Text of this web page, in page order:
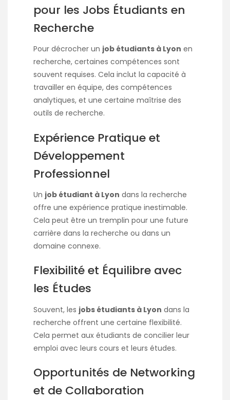
pour les Jobs Étudiants en
Recherche
Pour décrocher un job étudiants à Lyon en
recherche, certaines compétences sont
souvent requises. Cela inclut la capacité à
travailler en équipe, des compétences
analytiques, et une certaine maîtrise des
outils de recherche.
Expérience Pratique et
Développement
Professionnel
Un job étudiant à Lyon dans la recherche
offre une expérience pratique inestimable.
Cela peut être un tremplin pour une future
carrière dans la recherche ou dans un
domaine connexe.
Flexibilité et Équilibre avec
les Études
Souvent, les jobs étudiants à Lyon dans la
recherche offrent une certaine flexibilité.
Cela permet aux étudiants de concilier leur
emploi avec leurs cours et leurs études.
Opportunités de Networking
et de Collaboration